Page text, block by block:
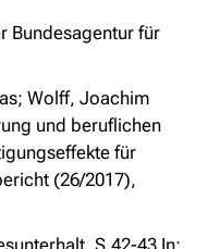
Bundesagentur für
Wolff, Joachim
und beruflichen
für
(26/2017),
S.42-43 In: